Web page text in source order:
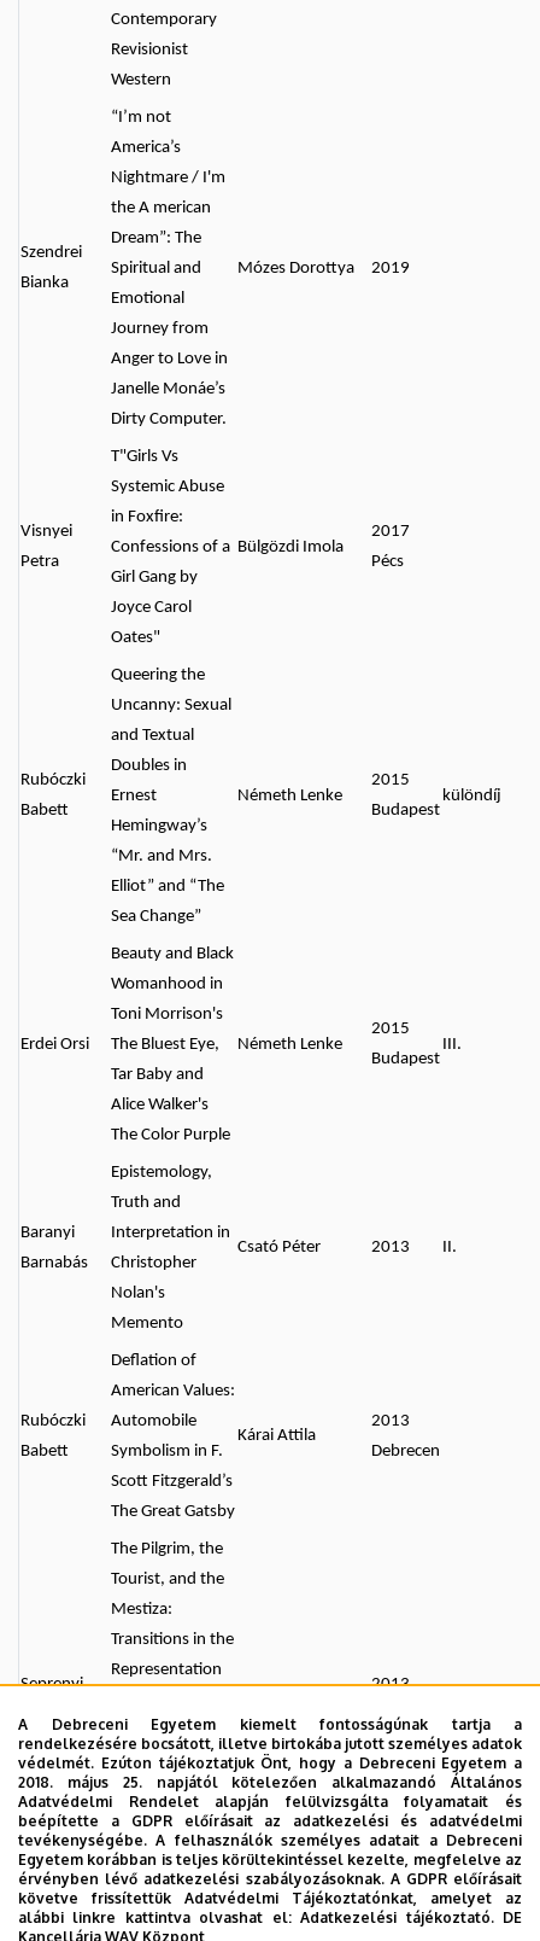
Contemporary
Revisionist
Western
Szendrei
Bianka
“I’m not
America’s
Nightmare / I'm
the A merican
Dream”: The
Spiritual and
Emotional
Journey from
Anger to Love in
Janelle Monáe’s
Dirty Computer.
Mózes Dorottya 2019
Visnyei
Petra
T"Girls Vs
Systemic Abuse
in Foxfire:
Confessions of a
Girl Gang by
Joyce Carol
Oates"
Bülgözdi Imola
2017
Pécs
Rubóczki
Babett
Queering the
Uncanny: Sexual
and Textual
Doubles in
Ernest
Hemingway’s
“Mr. and Mrs.
Elliot” and “The
Sea Change”
Németh Lenke
2015
Budapest
különdíj
Erdei Orsi
Beauty and Black
Womanhood in
Toni Morrison's
The Bluest Eye,
Tar Baby and
Alice Walker's
The Color Purple
Németh Lenke
2015
Budapest
III.
Baranyi
Barnabás
Epistemology,
Truth and
Interpretation in
Christopher
Nolan's
Memento
Csató Péter 2013 II.
Rubóczki
Babett
Deflation of
American Values:
Automobile
Symbolism in F.
Scott Fitzgerald’s
The Great Gatsby
Kárai Attila
2013
Debrecen
Seprenyi
The Pilgrim, the
Tourist, and the
Mestiza:
Transitions in the
Representation
Sandra
Cisneros’s The
House on Mango
Street and
Caramelo
2013
Debrecen
Enyedi Réka
Toni Morrison’s
Beloved As A
2009
A Debreceni Egyetem kiemelt fontosságúnak tartja a
rendelkezésére bocsátott, illetve birtokába jutott személyes adatok
védelmét. Ezúton tájékoztatjuk Önt, hogy a Debreceni Egyetem a
2018. május 25. napjától kötelezően alkalmazandó Általános
Adatvédelmi Rendelet alapján felülvizsgálta folyamatait és
beépítette a GDPR előírásait az adatkezelési és adatvédelmi
tevékenységébe. A felhasználók személyes adatait a Debreceni
Egyetem korábban is teljes körültekintéssel kezelte, megfelelve az
érvényben lévő adatkezelési szabályozásoknak. A GDPR előírásait
követve frissítettük Adatvédelmi Tájékoztatónkat, amelyet az
alábbi linkre kattintva olvashat el:Adatkezelési tájékoztató. DE
Kancellária WAV Központ